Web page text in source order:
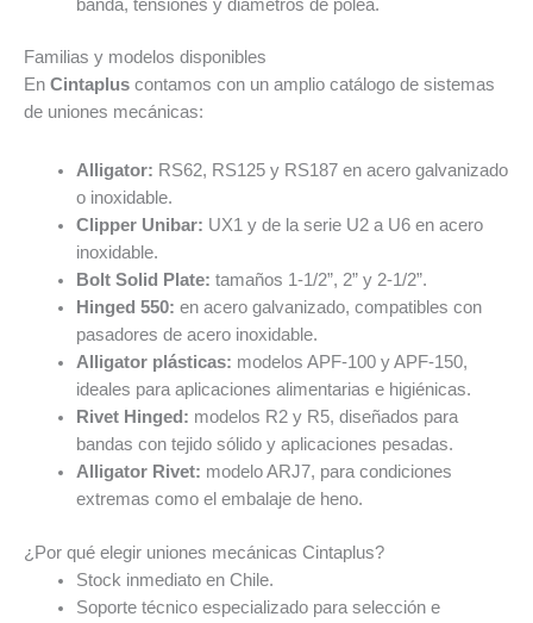
banda, tensiones y diámetros de polea.
Familias y modelos disponibles
En Cintaplus contamos con un amplio catálogo de sistemas
de uniones mecánicas:
Alligator: RS62, RS125 y RS187 en acero galvanizado
o inoxidable.
Clipper Unibar: UX1 y de la serie U2 a U6 en acero
inoxidable.
Bolt Solid Plate: tamaños 1-1/2”, 2” y 2-1/2”.
Hinged 550: en acero galvanizado, compatibles con
pasadores de acero inoxidable.
Alligator plásticas: modelos APF-100 y APF-150,
ideales para aplicaciones alimentarias e higiénicas.
Rivet Hinged: modelos R2 y R5, diseñados para
bandas con tejido sólido y aplicaciones pesadas.
Alligator Rivet: modelo ARJ7, para condiciones
extremas como el embalaje de heno.
¿Por qué elegir uniones mecánicas Cintaplus?
Stock inmediato en Chile.
Soporte técnico especializado para selección e